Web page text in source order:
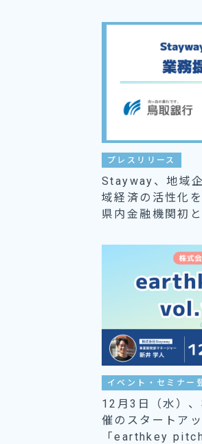
プレスリリース
Stayway、地域
域経済の活性化
県内金融機関初
イベント・セミナー
12月3日（水）
催のスタートア
「earthkey